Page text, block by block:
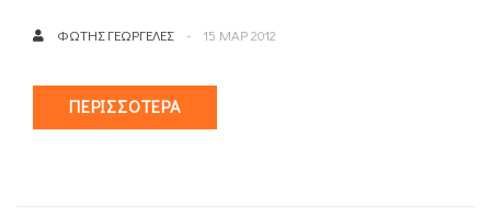
ΦΏΤΗΣ ΓΕΩΡΓΕΛΈΣ 15 ΜΑΡ 2012
ΠΕΡΙΣΣΌΤΕΡΑ